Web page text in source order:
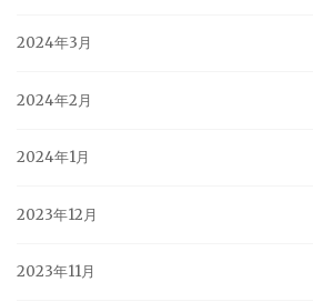
2024年3月
2024年2月
2024年1月
2023年12月
2023年11月